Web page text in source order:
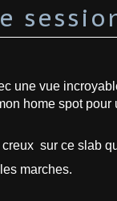
une vue
home spot
sur ce slab
marches.